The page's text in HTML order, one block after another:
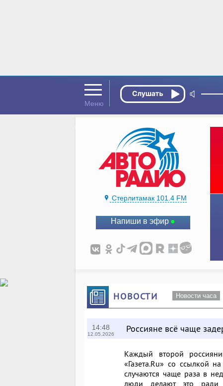
Стерлитамак 101.4 FM
Напиши в эфир
НОВОСТИ Новости часа
14:48
12.05.2026 Россияне всё чаще
Каждый второй
«Газета.Ru» со ссылкой
случаются чаще раза в
люди делают это ради